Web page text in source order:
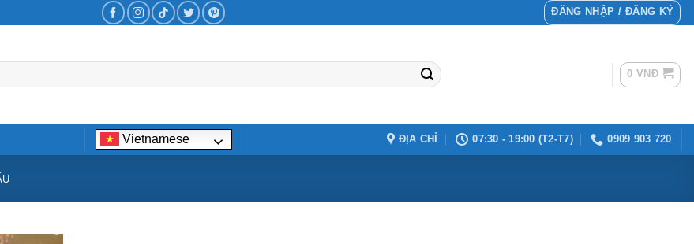
ĐĂNG NHẬP / ĐĂNG KÝ
0 VNĐ
Vietnamese ĐỊA CHỈ 07:30 - 19:00 (T2-T7) 0909 903 720